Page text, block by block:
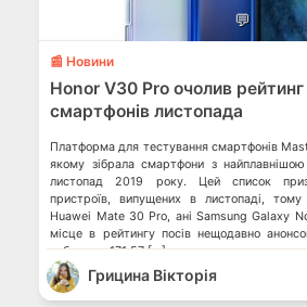
💬
📰 Новини
Honor V30 Pro очолив
смартфонів листопада
Платформа для тестування смартфонів
якому зібрала смартфони з
листопад 2019 року. Цей список
пристроїв, випущених в листопаді,
Huawei Mate 30 Pro, ані Samsung Galaxy
місце в рейтингу посів нещодавно
набравши 171.57 […]
Грицина Вікторія